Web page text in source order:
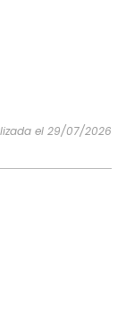
el 29/07/2026